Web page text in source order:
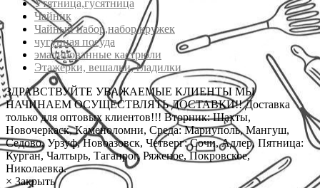
Утятница,гусятница
Чайник
Чайный набор,набор кружек
чугунная посуда
эмалированные кастрюли
Этажерки, вешалки, гладилки
ЗДРАВСТВУЙТЕ УВАЖАЕМЫЕ КЛИЕНТЫ МЫ
НАЧИНАЕМ ОСУЩЕСТВЛЯТЬ ДОСТАВКИ!! Доставка
только для оптовых клиентов!!! Вторник: Шахты,
Новочеркаск, Каменоломни, Среда: Мариуполь, Мангуш,
Седово, Урзуф, Новоазовск, Четверг: Сочи, Адлер, Пятница:
Курган, Чалтырь, Таганрог, Ряженое, Покровское,
Николаевка.
× Закрыть